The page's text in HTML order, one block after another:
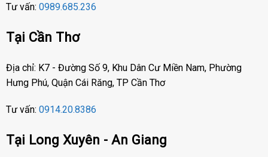
Tư vấn: 0989.685.236
Tại Cần Thơ
Địa chỉ: K7 - Đường Số 9, Khu Dân Cư Miền Nam, Phường
Hưng Phú, Quận Cái Răng, TP Cần Thơ
Tư vấn: 0914.20.8386
Tại Long Xuyên - An Giang